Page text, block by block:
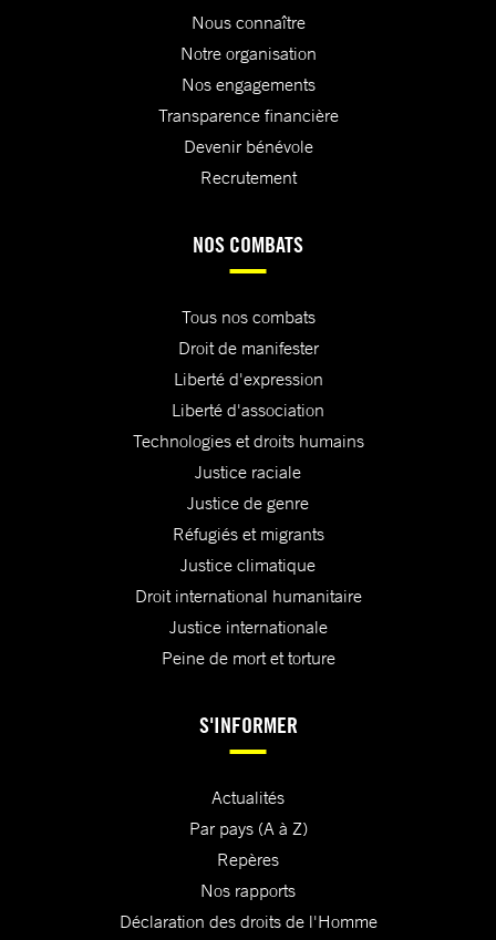
Nous connaître
Notre organisation
Nos engagements
Transparence financière
Devenir bénévole
Recrutement
NOS COMBATS
Tous nos combats
Droit de manifester
Liberté d'expression
Liberté d'association
Technologies et droits humains
Justice raciale
Justice de genre
Réfugiés et migrants
Justice climatique
Droit international humanitaire
Justice internationale
Peine de mort et torture
S'INFORMER
Actualités
Par pays (A à Z)
Repères
Nos rapports
Déclaration des droits de l'Homme